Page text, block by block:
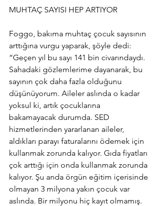
MUHTAÇ SAYISI HEP ARTIYOR
Foggo, bakıma muhtaç çocuk sayısının
arttığına vurgu yaparak, şöyle dedi:
“Geçen yıl bu sayı 141 bin civarındaydı.
Sahadaki gözlemlerime dayanarak, bu
sayının çok daha fazla olduğunu
düşünüyorum. Aileler aslında o kadar
yoksul ki, artık çocuklarına
bakamayacak durumda. SED
hizmetlerinden yararlanan aileler,
aldıkları parayı faturalarını ödemek için
kullanmak zorunda kalıyor. Gıda fiyatları
çok arttığı için onda kullanmak zorunda
kalıyor. Şu anda örgün eğitim içerisinde
olmayan 3 milyona yakın çocuk var
aslında. Bir milyonu hiç kayıt olmamış.